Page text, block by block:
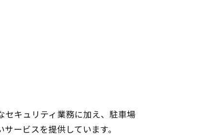
キュリティ業務に加え、駐車場
ービスを提供しています。